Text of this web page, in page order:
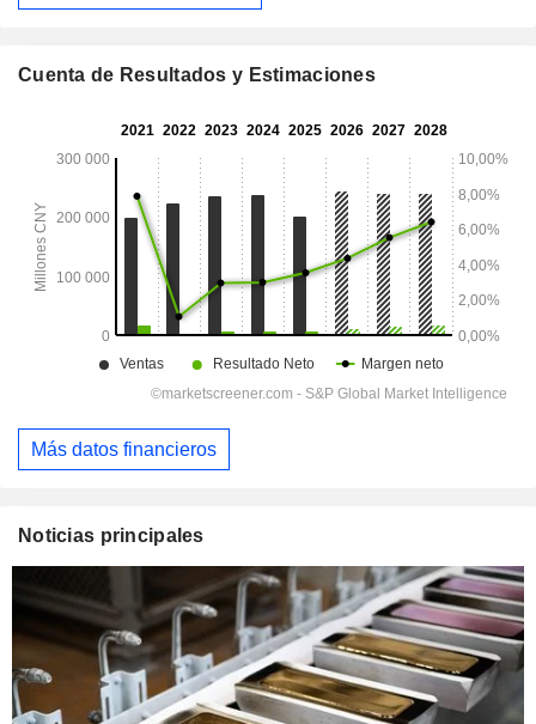
Cuenta de Resultados y Estimaciones
Más datos financieros
Noticias principales